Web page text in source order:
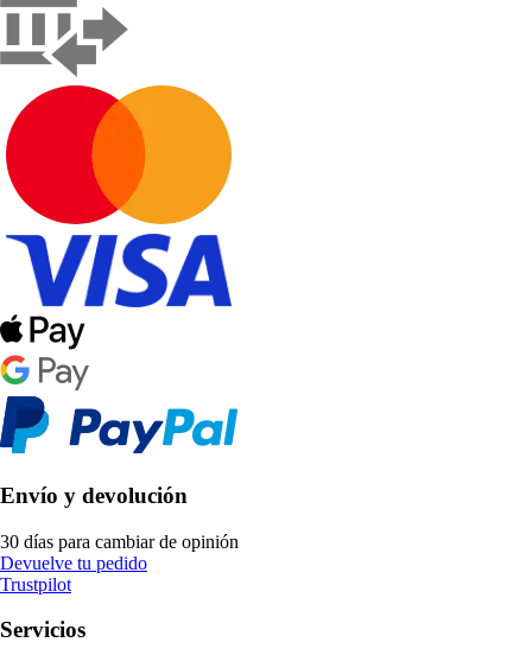
Envío y devolución
30 días para cambiar de opinión
Devuelve tu pedido
Trustpilot
Servicios